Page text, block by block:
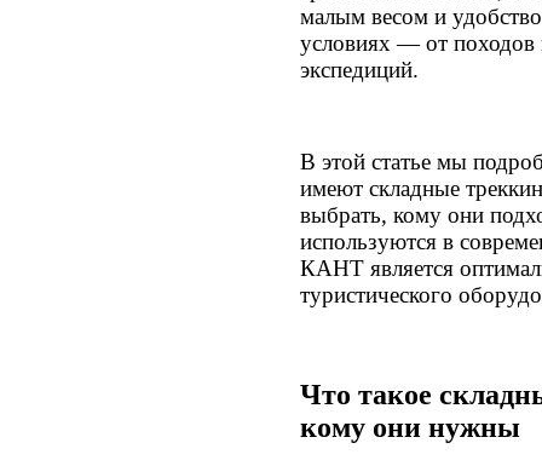
малым весом и
условиях — от
экспедиций.
В этой статье мы
имеют складные
выбрать, кому они
используются в
КАНТ является
туристического
Что такое
кому они нужны